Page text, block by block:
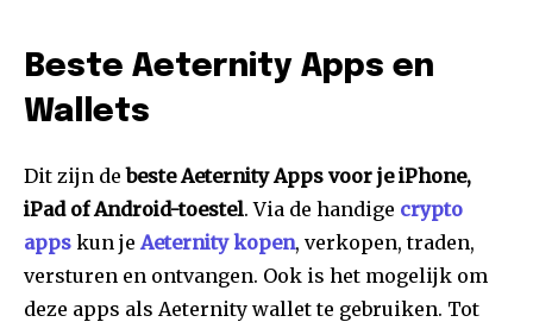
Beste Aeternity Apps en
Wallets
Dit zijn debeste Aeternity Apps voor je iPhone,
iPad of Android-toestel. Via de handige crypto
apps kun je Aeternity kopen, verkopen, traden,
versturen en ontvangen. Ook is het mogelijk om
deze apps als Aeternity wallet te gebruiken. Tot